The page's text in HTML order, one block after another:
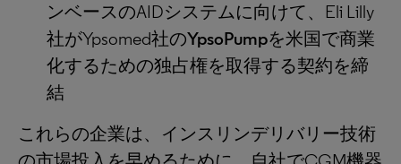
ンベースのAIDシステムに向けて、Eli Lilly
社がYpsomed社のYpsoPumpを米国で商業
化するための独占権を取得する契約を締
結
これらの企業は、インスリンデリバリー技術